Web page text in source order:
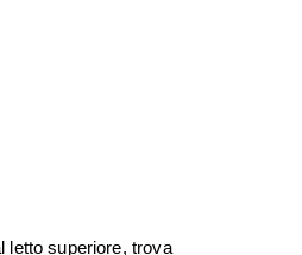
letto superiore, trova